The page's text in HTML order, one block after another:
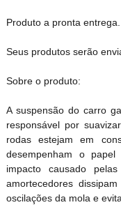
Produto a pronta entrega.
Seus produtos serão
Sobre o produto:
A suspensão do carro
responsável por
rodas estejam em
desempenham o
impacto causado
amortecedores
oscilações da mola e